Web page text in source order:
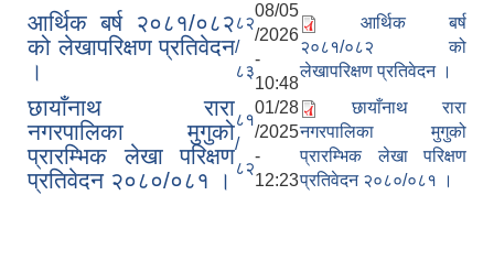
आर्थिक बर्ष २०८१/०८२
को लेखापरिक्षण प्रतिवेदन
।
८२
/
८३
08/05
/2026
-
10:48
आर्थिक बर्ष
२०८१/०८२ को
लेखापरिक्षण प्रतिवेदन ।
छायाँनाथ रारा
नगरपालिका मुगुको
प्रारम्भिक लेखा परिक्षण
प्रतिवेदन २०८०/०८१ ।
८१
/
८२
01/28
/2025
-
12:23
छायाँनाथ रारा
नगरपालिका मुगुको
प्रारम्भिक लेखा परिक्षण
प्रतिवेदन २०८०/०८१ ।